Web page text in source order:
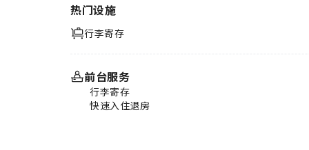
热门设施
行李寄存
前台服务
行李寄存
快速入住退房